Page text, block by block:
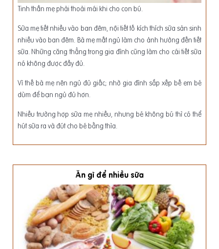
Tinh thần mẹ phải thoải mái khi cho con bú.
Sữa mẹ tiết nhiều vào ban đêm, nội tiết tố kích thích sữa sản sinh
nhiều vào ban đêm. Bà mẹ mất ngủ làm cho ảnh hưởng đến tiết
sữa. Những căng thẳng trong gia đình cũng làm cho cái tiết sữa
nó không được đầy đủ.
Vì thế bà mẹ nên ngủ đủ giấc; nhờ gia đình sắp xếp bế em bé
dùm để bạn ngủ đủ hơn.
Nhiều trường hợp sữa mẹ nhiều, nhưng bé không bú thì có thể
hút sữa ra và đút cho bé bằng thìa.
Ăn gì để nhiều sữa